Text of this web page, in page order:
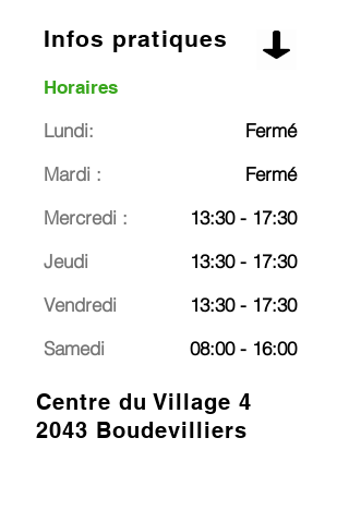
Infos pratiques
Horaires
Lundi:
Mardi :
Mercredi :
Jeudi
Vendredi
Samedi
Fermé
Fermé
13:30 - 17:30
13:30 - 17:30
13:30 - 17:30
08:00 - 16:00
Centre du Village 4
2043 Boudevilliers